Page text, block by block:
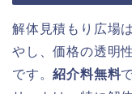
解体見積もり広場
やし、価格の透明
です。紹介料無料